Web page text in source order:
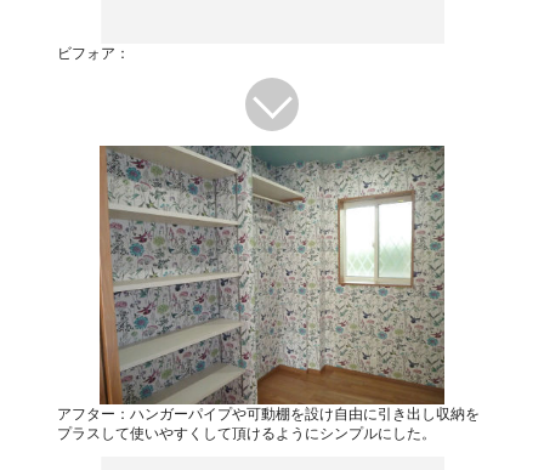
ビフォア：
アフター：ハンガーパイプや可動棚を設け自由に引き出し収納を
プラスして使いやすくして頂けるようにシンプルにした。